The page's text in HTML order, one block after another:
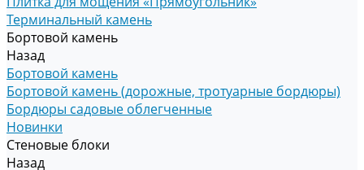
Терминальный камень
Бортовой камень
Назад
Бортовой камень
Бортовой камень (дорожные, тротуарные бордюры)
Бордюры садовые облегченные
Новинки
Стеновые блоки
Назад